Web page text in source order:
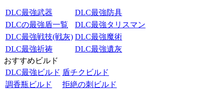
DLC最強武器
DLC最強防具
DLCの最強盾一覧
DLC最強タリスマン
DLC最強戦技(戦灰) DLC最強魔術
DLC最強祈祷
DLC最強遺灰
おすすめビルド
DLC最強ビルド 盾チクビルド
調香瓶ビルド
拒絶の刺ビルド